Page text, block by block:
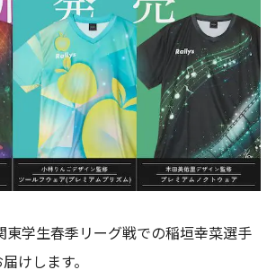
東学生春季リーグ戦での稲垣幸菜選手
けします。